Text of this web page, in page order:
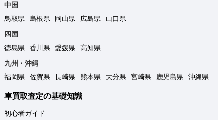
中国
鳥取県
島根県 岡山県 広島県
山口県
四国
徳島県
香川県 愛媛県
高知県
九州・沖縄
福岡県
佐賀県 長崎県 熊本県 大分県 宮崎県 鹿児島県 沖縄県
車買取査定の基礎知識
初心者ガイド